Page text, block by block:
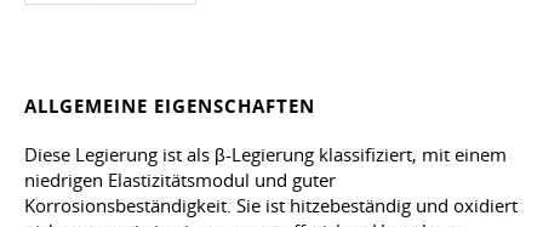
ALLGEMEINE EIGENSCHAFTEN
Diese Legierung ist als β-Legierung klassifiziert, mit einem
niedrigen Elastizitätsmodul und guter
Korrosionsbeständigkeit. Sie ist hitzebeständig und oxidiert